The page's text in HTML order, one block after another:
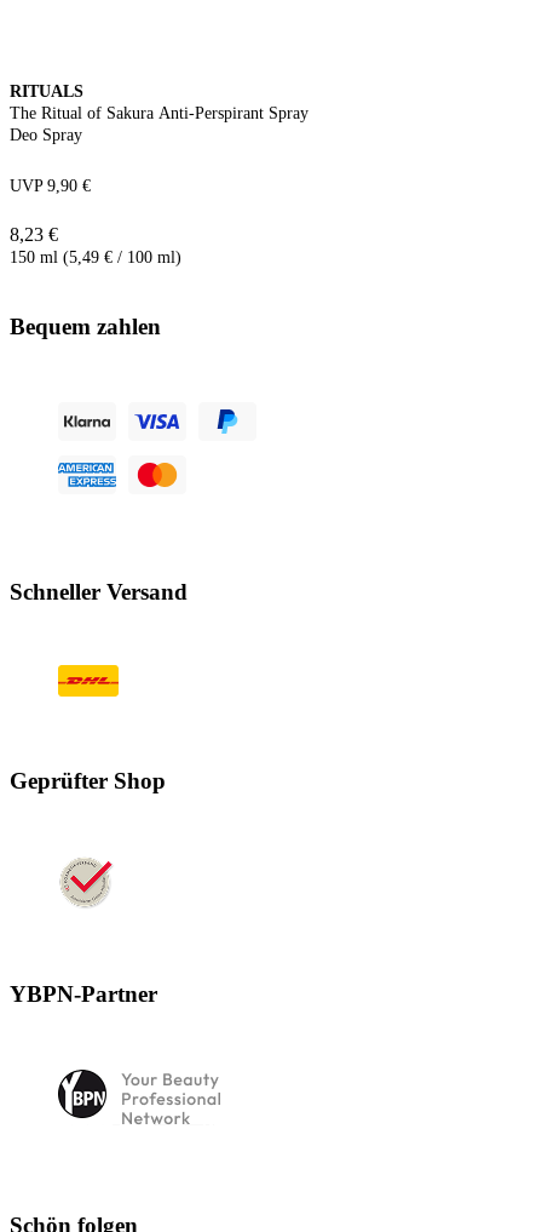
RITUALS
The Ritual of Sakura Anti-Perspirant Spray
Deo Spray
UVP 9,90 €
8,23 €
150 ml (5,49 € / 100 ml)
Bequem zahlen
Schneller Versand
Geprüfter Shop
YBPN-Partner
Schön folgen